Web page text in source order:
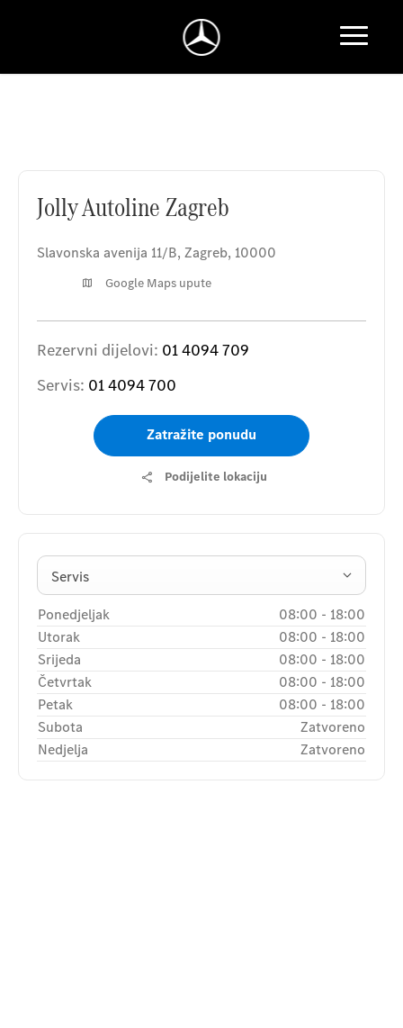
Jolly Autoline Zagreb
Slavonska avenija 11/B, Zagreb, 10000
Google Maps upute
Rezervni dijelovi: 01 4094 709
Servis: 01 4094 700
Zatražite ponudu
Podijelite lokaciju
Servis
Ponedjeljak 08:00 - 18:00
Utorak
08:00 - 18:00
Srijeda
08:00 - 18:00
Četvrtak
08:00 - 18:00
Petak
08:00 - 18:00
Subota
Zatvoreno
Nedjelja
Zatvoreno